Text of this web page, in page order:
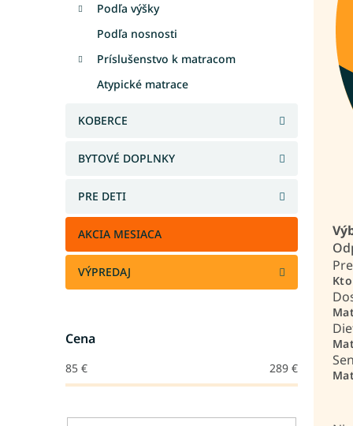
Podľa výšky
Podľa nosnosti
Príslušenstvo k matracom
Atypické matrace
KOBERCE
BYTOVÉ DOPLNKY
PRE DETI
AKCIA MESIACA
VÝPREDAJ
Cena
85 € 289 €